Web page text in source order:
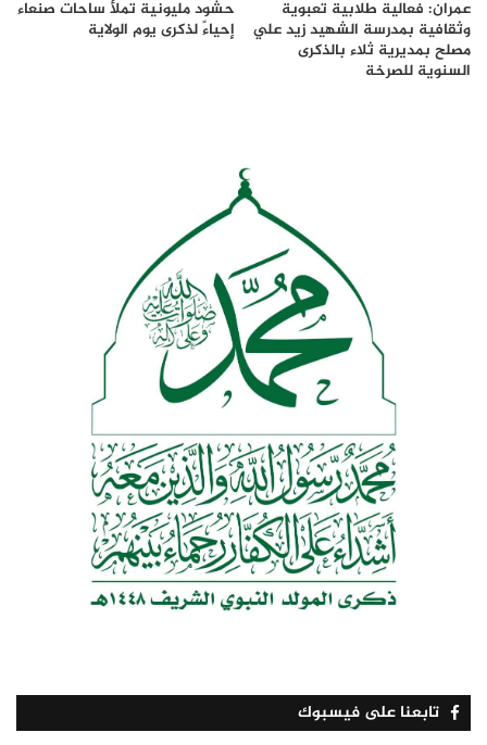
عمران: فعالية طلابية تعبوية
وثقافية بمدرسة الشهيد زيد علي
مصلح بمديرية ثلاء بالذكرى
السنوية للصرخة
حشود مليونية تملأ ساحات صنعاء
إحياءً لذكرى يوم الولاية
تابعنا على فيسبوك